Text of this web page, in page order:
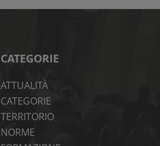
CATEGORIE
ATTUALITÀ
CATEGORIE
TERRITORIO
NORME